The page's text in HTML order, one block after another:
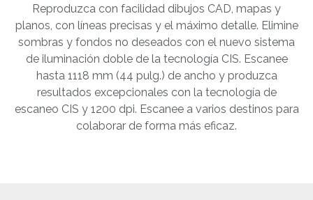
Reproduzca con facilidad dibujos CAD, mapas y
planos, con líneas precisas y el máximo detalle. Elimine
sombras y fondos no deseados con el nuevo sistema
de iluminación doble de la tecnología CIS. Escanee
hasta 1118 mm (44 pulg.) de ancho y produzca
resultados excepcionales con la tecnología de
escaneo CIS y 1200 dpi. Escanee a varios destinos para
colaborar de forma más eficaz.